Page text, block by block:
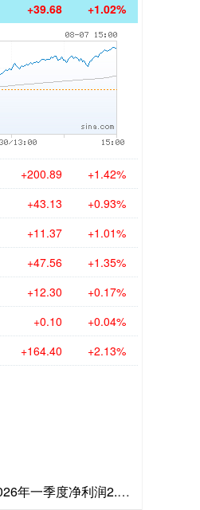
+39.68 +1.02%
+200.89 +1.42%
+43.13 +0.93%
+11.37 +1.01%
+47.56 +1.35%
+12.30 +0.17%
+0.10 +0.04%
+164.40 +2.13%
亿融策略 铁建重工：2026年一季度净利润2.48亿元